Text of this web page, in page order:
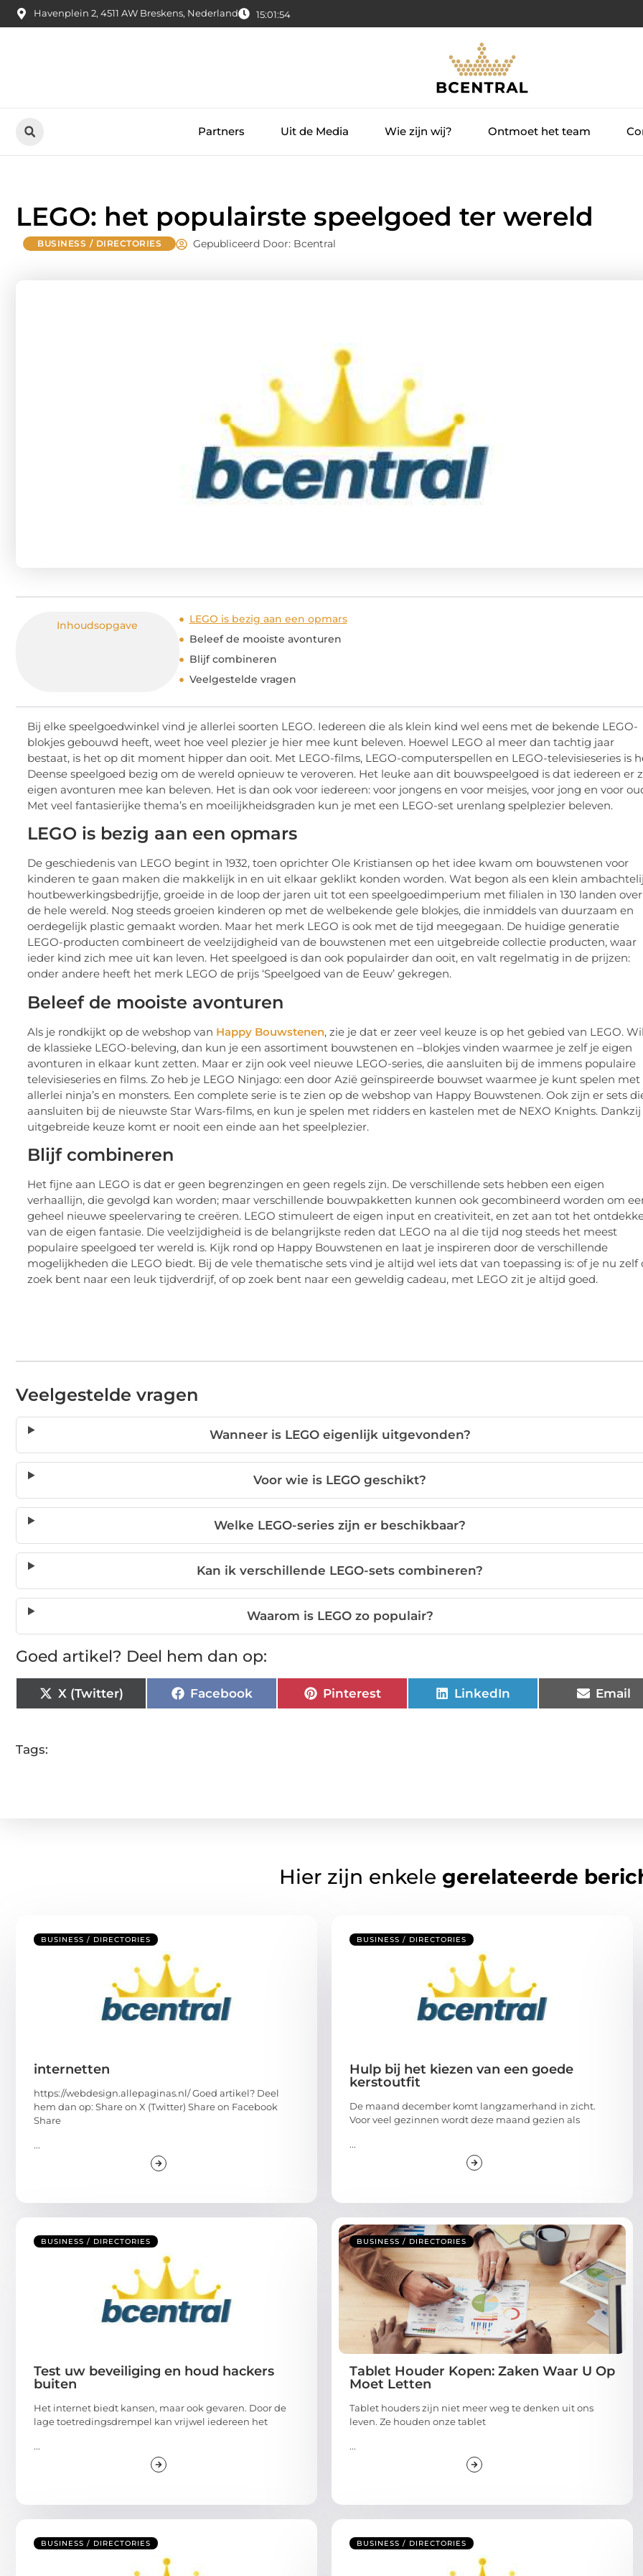
Havenplein 2, 4511 AW Breskens, Nederland 15:01:55
Partners Uit de Media Wie zijn wij? Ontmoet het team
LEGO: het populairste speelgoed ter wereld
BUSINESS / DIRECTORIES Gepubliceerd Door: Bcentral
Inhoudsopgave
LEGO is bezig aan een opmars
Beleef de mooiste avonturen
Blijf combineren
Veelgestelde vragen
Bij elke speelgoedwinkel vind je allerlei soorten LEGO. Iedereen die als klein kind wel eens met de bekende LEGO-
blokjes gebouwd heeft, weet hoe veel plezier je hier mee kunt beleven. Hoewel LEGO al meer dan tachtig jaar
bestaat, is het op dit moment hipper dan ooit. Met LEGO-films, LEGO-computerspellen en LEGO-televisieseries is
Deense speelgoed bezig om de wereld opnieuw te veroveren. Het leuke aan dit bouwspeelgoed is dat iedereen er
eigen avonturen mee kan beleven. Het is dan ook voor iedereen: voor jongens en voor meisjes, voor jong en voor
Met veel fantasierijke thema’s en moeilijkheidsgraden kun je met een LEGO-set urenlang spelplezier beleven.
LEGO is bezig aan een opmars
De geschiedenis van LEGO begint in 1932, toen oprichter Ole Kristiansen op het idee kwam om bouwstenen voor
kinderen te gaan maken die makkelijk in en uit elkaar geklikt konden worden. Wat begon als een klein
houtbewerkingsbedrijfje, groeide in de loop der jaren uit tot een speelgoedimperium met filialen in 130 landen over
de hele wereld. Nog steeds groeien kinderen op met de welbekende gele blokjes, die inmiddels van duurzaam en
oerdegelijk plastic gemaakt worden. Maar het merk LEGO is ook met de tijd meegegaan. De huidige generatie
LEGO-producten combineert de veelzijdigheid van de bouwstenen met een uitgebreide collectie producten, waar
ieder kind zich mee uit kan leven. Het speelgoed is dan ook populairder dan ooit, en valt regelmatig in de prijzen:
onder andere heeft het merk LEGO de prijs ‘Speelgoed van de Eeuw’ gekregen.
Beleef de mooiste avonturen
Als je rondkijkt op de webshop van Happy Bouwstenen, zie je dat er zeer veel keuze is op het gebied van LEGO.
de klassieke LEGO-beleving, dan kun je een assortiment bouwstenen en –blokjes vinden waarmee je zelf je eigen
avonturen in elkaar kunt zetten. Maar er zijn ook veel nieuwe LEGO-series, die aansluiten bij de immens populaire
televisieseries en films. Zo heb je LEGO Ninjago: een door Azië geïnspireerde bouwset waarmee je kunt spelen met
allerlei ninja’s en monsters. Een complete serie is te zien op de webshop van Happy Bouwstenen. Ook zijn er sets
aansluiten bij de nieuwste Star Wars-films, en kun je spelen met ridders en kastelen met de NEXO Knights.
uitgebreide keuze komt er nooit een einde aan het speelplezier.
Blijf combineren
Het fijne aan LEGO is dat er geen begrenzingen en geen regels zijn. De verschillende sets hebben een eigen
verhaallijn, die gevolgd kan worden; maar verschillende bouwpakketten kunnen ook gecombineerd worden om
geheel nieuwe speelervaring te creëren. LEGO stimuleert de eigen input en creativiteit, en zet aan tot het
van de eigen fantasie. Die veelzijdigheid is de belangrijkste reden dat LEGO na al die tijd nog steeds het meest
populaire speelgoed ter wereld is. Kijk rond op Happy Bouwstenen en laat je inspireren door de verschillende
mogelijkheden die LEGO biedt. Bij de vele thematische sets vind je altijd wel iets dat van toepassing is: of je nu zelf
zoek bent naar een leuk tijdverdrijf, of op zoek bent naar een geweldig cadeau, met LEGO zit je altijd goed.
Veelgestelde vragen
Wanneer is LEGO eigenlijk uitgevonden?
Voor wie is LEGO geschikt?
Welke LEGO-series zijn er beschikbaar?
Kan ik verschillende LEGO-sets combineren?
Waarom is LEGO zo populair?
Goed artikel? Deel hem dan op:
X (Twitter) Facebook Pinterest LinkedIn Email
Tags:
Hier zijn enkele gerelateerde
BUSINESS / DIRECTORIES
internetten
https://webdesign.allepaginas.nl/ Goed artikel? Deel
hem dan op: Share on X (Twitter) Share on Facebook
Share
...
BUSINESS / DIRECTORIES
Hulp bij het kiezen van een goede
kerstoutfit
De maand december komt langzamerhand in zicht.
Voor veel gezinnen wordt deze maand gezien als
...
BUSINESS / DIRECTORIES
Test uw beveiliging en houd hackers
buiten
Het internet biedt kansen, maar ook gevaren. Door de
lage toetredingsdrempel kan vrijwel iedereen het
...
BUSINESS / DIRECTORIES
Tablet Houder Kopen: Zaken Waar U Op
Moet Letten
Tablet houders zijn niet meer weg te denken uit ons
leven. Ze houden onze tablet
...
BUSINESS / DIRECTORIES BUSINESS / DIRECTORIES